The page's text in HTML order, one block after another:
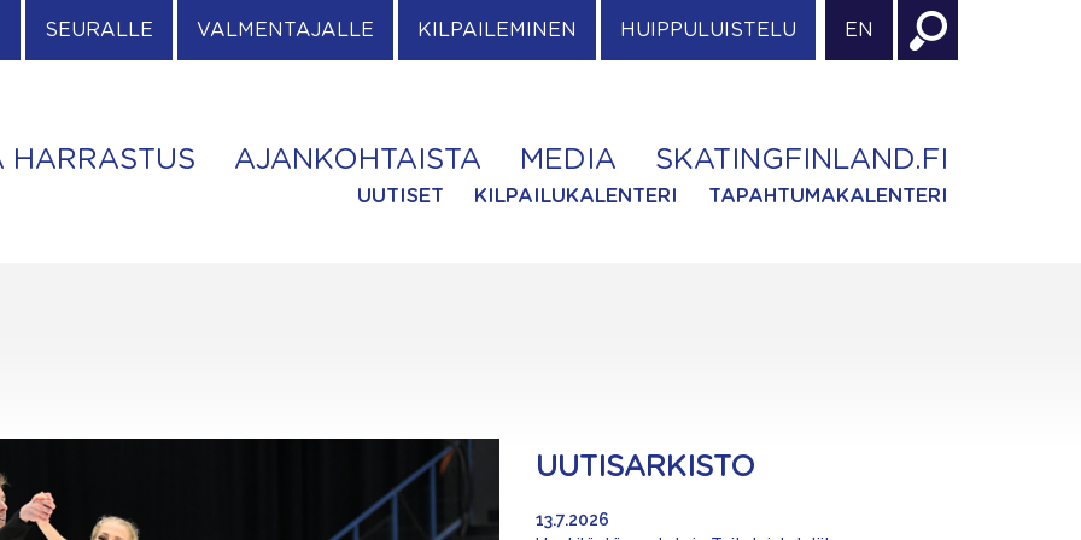
SEURALLE VALMENTAJALLE KILPAILEMINEN HUIPPULUISTELU EN
HARRASTUS AJANKOHTAISTA MEDIA SKATINGFINLAND.FI
UUTISET KILPAILUKALENTERI TAPAHTUMAKALENTERI
UUTISARKISTO
13.7.2026